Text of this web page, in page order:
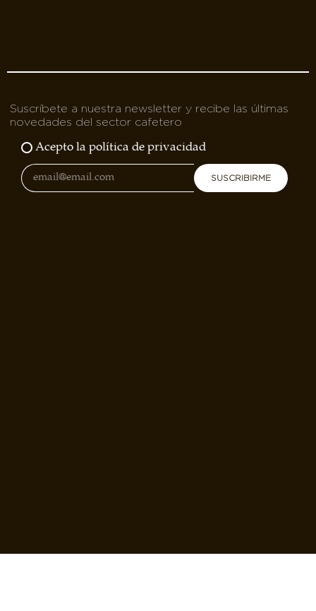
Suscríbete a nuestra newsletter y recibe las últimas
novedades del sector cafetero
Acepto la política de privacidad
SUSCRIBIRME